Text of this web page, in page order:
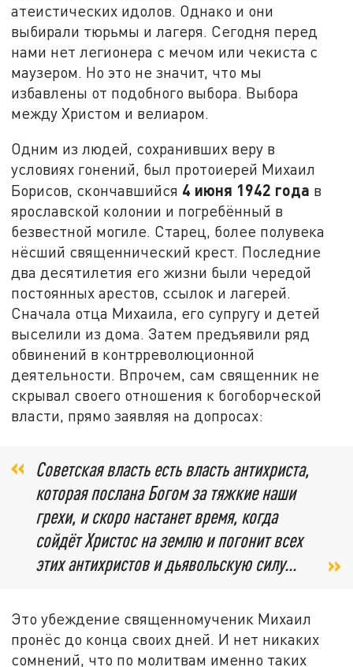
атеистических идолов. Однако и они
выбирали тюрьмы и лагеря. Сегодня перед
нами нет легионера с мечом или чекиста с
маузером. Но это не значит, что мы
избавлены от подобного выбора. Выбора
между Христом и велиаром.
Одним из людей, сохранивших веру в
условиях гонений, был протоиерей Михаил
Борисов, скончавшийся 4 июня 1942 года в
ярославской колонии и погребённый в
безвестной могиле. Старец, более полувека
нёсший священнический крест. Последние
два десятилетия его жизни были чередой
постоянных арестов, ссылок и лагерей.
Сначала отца Михаила, его супругу и детей
выселили из дома. Затем предъявили ряд
обвинений в контрреволюционной
деятельности. Впрочем, сам священник не
скрывал своего отношения к богоборческой
власти, прямо заявляя на допросах:
Советская власть есть власть антихриста,
которая послана Богом за тяжкие наши
грехи, и скоро настанет время, когда
сойдёт Христос на землю и погонит всех
этих антихристов и дьявольскую силу...
Это убеждение священномученик Михаил
пронёс до конца своих дней. И нет никаких
сомнений, что по молитвам именно таких